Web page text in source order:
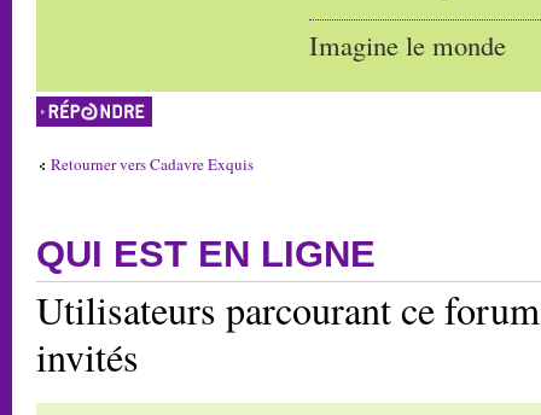
Imagine le monde
Répondre
Retourner vers Cadavre Exquis
QUI EST EN LIGNE
Utilisateurs parcourant ce
invités